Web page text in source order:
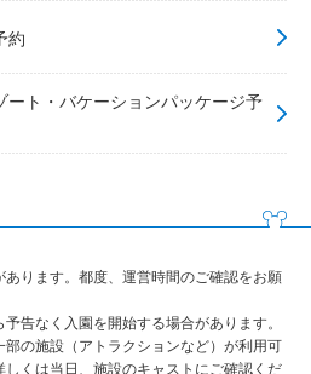
約
ート・バケーションパッケージ予
ります。都度、運営時間のご確認をお願
告なく入園を開始する場合があります。
の施設（アトラクションなど）が利用可
くは当日、施設のキャストにご確認くだ